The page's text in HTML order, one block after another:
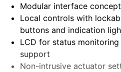
Modular interface
Local controls with
buttons and indication
LCD for status
support
Non-intrusive actuator